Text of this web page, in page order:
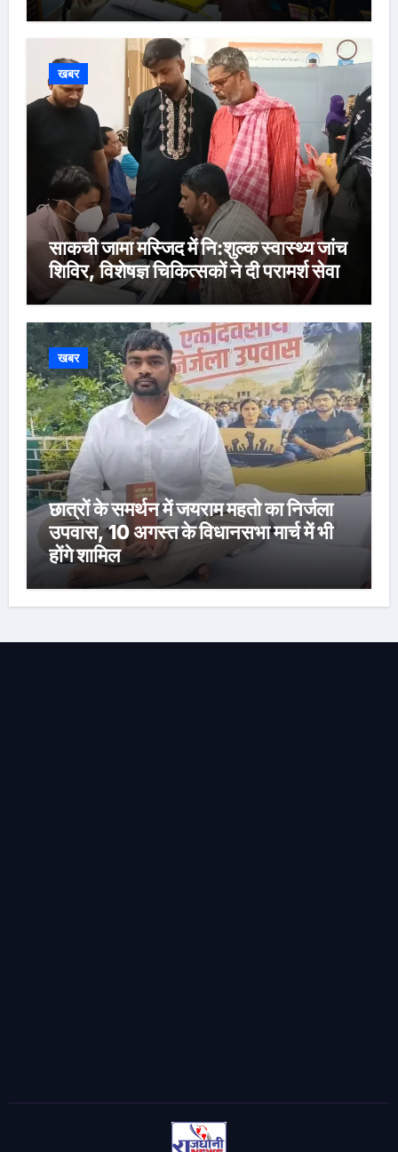
खबर
साकची जामा मस्जिद में नि:शुल्क स्वास्थ्य जांच
शिविर, विशेषज्ञ चिकित्सकों ने दी परामर्श सेवा
खबर
छात्रों के समर्थन में जयराम महतो का निर्जला
उपवास, 10 अगस्त के विधानसभा मार्च में भी
होंगे शामिल